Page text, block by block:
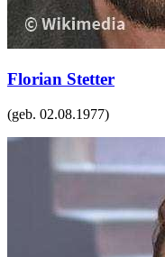
Florian Stetter
(geb. 02.08.1977)